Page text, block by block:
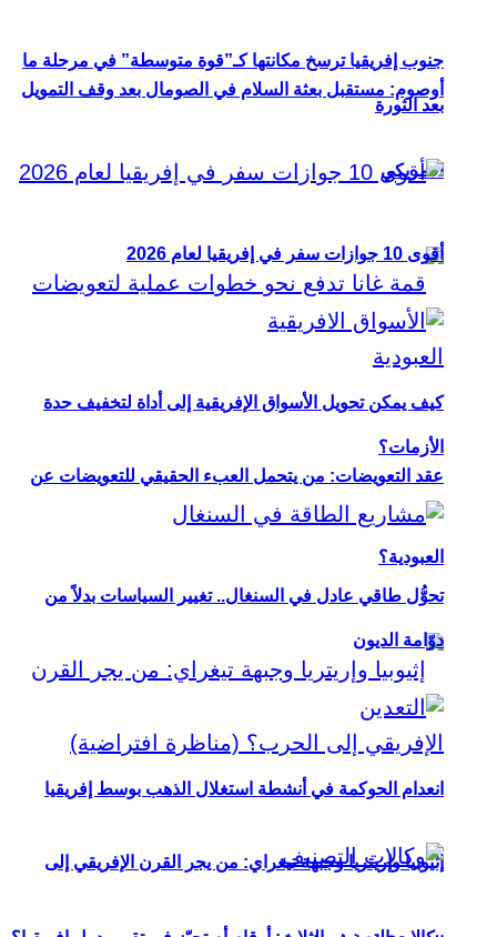
أوصوم: مستقبل بعثة السلام في الصومال بعد وقف التمويل
الأمريكي
عقد التعويضات: من يتحمل العبء الحقيقي للتعويضات عن
العبودية؟
إثيوبيا وإريتريا وجبهة تيغراي: من يجر القرن الإفريقي إلى
جنوب إفريقيا ترسخ مكانتها كـ”قوة متوسطة” في مرحلة ما
بعد الثورة
أقوى 10 جوازات سفر في إفريقيا لعام 2026
كيف يمكن تحويل الأسواق الإفريقية إلى أداة لتخفيف حدة
الأزمات؟
تحوُّل طاقي عادل في السنغال.. تغيير السياسات بدلاً من
دوّامة الديون
انعدام الحوكمة في أنشطة استغلال الذهب بوسط إفريقيا